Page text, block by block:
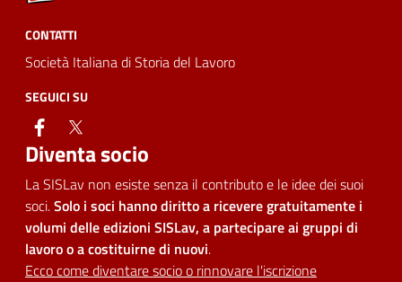
CONTATTI
Società Italiana di Storia del Lavoro
SEGUICI SU
facebook
Diventa socio
La SISLav non esiste senza il contributo e le idee dei suoi
soci.Solo i soci hanno diritto a ricevere gratuitamente i
volumi delle edizioni SISLav, a partecipare ai gruppi di
lavoro o a costituirne di nuovi.
Ecco come diventare socio o rinnovare l'iscrizione